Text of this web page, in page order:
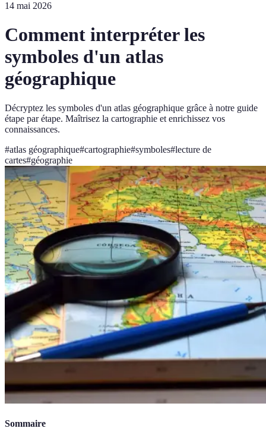
14 mai 2026
Comment interpréter les
symboles d'un atlas
géographique
Décryptez les symboles d'un atlas géographique grâce à notre guide
étape par étape. Maîtrisez la cartographie et enrichissez vos
connaissances.
#atlas géographique#cartographie#symboles#lecture de
cartes#géographie
Sommaire